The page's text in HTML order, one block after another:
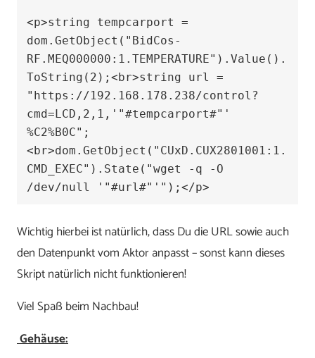
<p>string tempcarport =
dom.GetObject("BidCos-
RF.MEQ000000:1.TEMPERATURE").Value().
ToString(2);<br>string url =
"https://192.168.178.238/control?
cmd=LCD,2,1,'"#tempcarport#"'
%C2%B0C";
<br>dom.GetObject("CUxD.CUX2801001:1.
CMD_EXEC").State("wget -q -O
Wichtig hierbei ist natürlich, dass Du die URL sowie auch
den Datenpunkt vom Aktor anpasst – sonst kann dieses
Skript natürlich nicht funktionieren!
Viel Spaß beim Nachbau!
Gehäuse: